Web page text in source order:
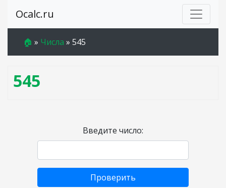
Ocalc.ru
🏠 » Числа » 545
545
Введите число:
Проверить